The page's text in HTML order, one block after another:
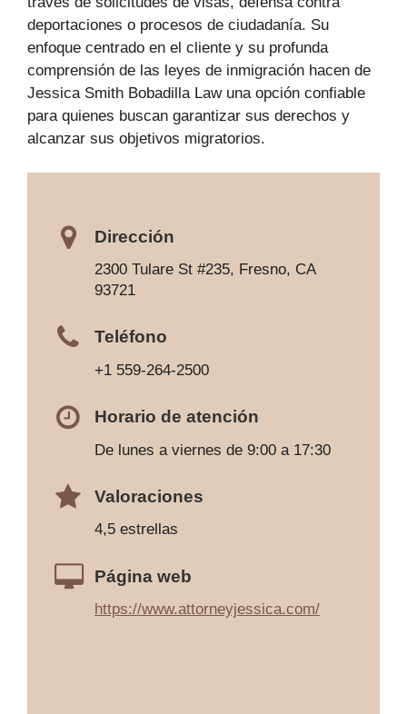
deportaciones o procesos de ciudadanía. Su
enfoque centrado en el cliente y su profunda
comprensión de las leyes de inmigración hacen de
Jessica Smith Bobadilla Law una opción confiable
para quienes buscan garantizar sus derechos y
alcanzar sus objetivos migratorios.
Dirección
2300 Tulare St #235, Fresno, CA
93721
Teléfono
+1 559-264-2500
Horario de atención
De lunes a viernes de 9:00 a 17:30
Valoraciones
4,5 estrellas
Página web
https://www.attorneyjessica.com/